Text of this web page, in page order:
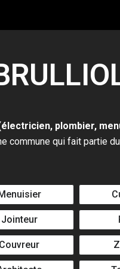
plombier,
commune qui fait partie du
Jointeur
Couvreur